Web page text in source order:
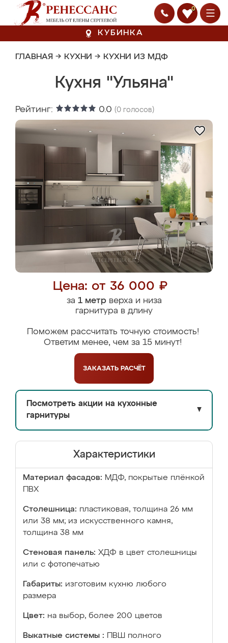
0
КУБИНКА
ГЛАВНАЯ → КУХНИ → КУХНИ ИЗ МДФ
Кухня "Ульяна"
Рейтинг: 0.0 (0 голосов)
Цена: от 36 000 ₽
за 1 метрверха и низа
гарнитура в длину
Поможем рассчитать точную стоимость!
Ответим менее, чем за 15 минут!
ЗАКАЗАТЬ РАСЧЁТ
Посмотреть акции на кухонные
гарнитуры
▼
Характеристики
Материал фасадов: МДФ, покрытые плёнкой
ПВХ
Столешница: пластиковая, толщина 26 мм
или 38 мм; из искусственного камня,
толщина 38 мм
Стеновая панель: ХДФ в цвет столешницы
или с фотопечатью
Габариты: изготовим кухню любого
размера
Цвет: на выбор, более 200 цветов
Выкатные системы :
ПВШ полного